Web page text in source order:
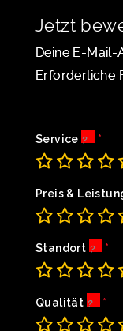
Jetzt
Deine E-
Erforderliche
Service
Preis &
Standort
Qualität